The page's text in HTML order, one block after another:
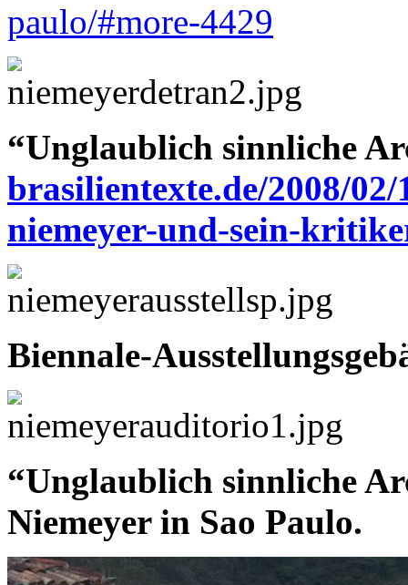
paulo/#more-4429
“Unglaublich sinnliche
brasilientexte.de/2008/
niemeyer-und-sein-
Biennale-
“Unglaublich sinnliche
Niemeyer in Sao Paulo.